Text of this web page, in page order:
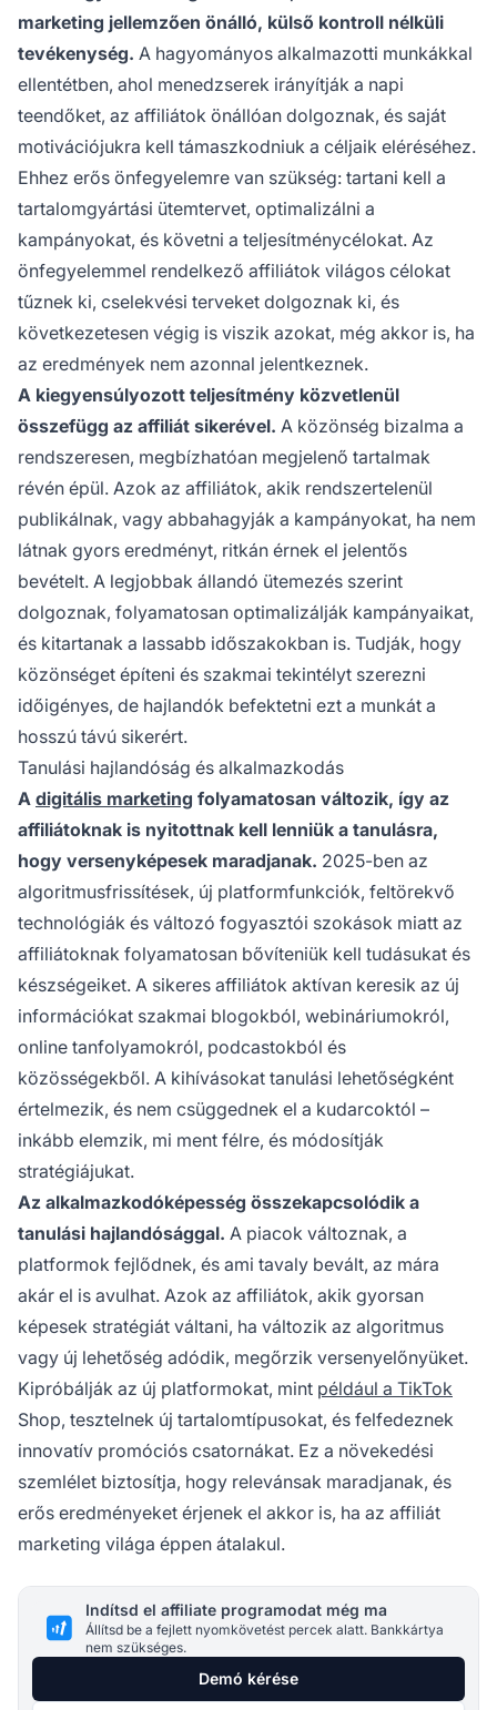
marketing jellemzően önálló, külső kontroll nélküli
tevékenység. A hagyományos alkalmazotti munkákkal
ellentétben, ahol menedzserek irányítják a napi
teendőket, az affiliátok önállóan dolgoznak, és saját
motivációjukra kell támaszkodniuk a céljaik eléréséhez.
Ehhez erős önfegyelemre van szükség: tartani kell a
tartalomgyártási ütemtervet, optimalizálni a
kampányokat, és követni a teljesítménycélokat. Az
önfegyelemmel rendelkező affiliátok világos célokat
tűznek ki, cselekvési terveket dolgoznak ki, és
következetesen végig is viszik azokat, még akkor is, ha
az eredmények nem azonnal jelentkeznek.
A kiegyensúlyozott teljesítmény közvetlenül
összefügg az affiliát sikerével. A közönség bizalma a
rendszeresen, megbízhatóan megjelenő tartalmak
révén épül. Azok az affiliátok, akik rendszertelenül
publikálnak, vagy abbahagyják a kampányokat, ha nem
látnak gyors eredményt, ritkán érnek el jelentős
bevételt. A legjobbak állandó ütemezés szerint
dolgoznak, folyamatosan optimalizálják kampányaikat,
és kitartanak a lassabb időszakokban is. Tudják, hogy
közönséget építeni és szakmai tekintélyt szerezni
időigényes, de hajlandók befektetni ezt a munkát a
hosszú távú sikerért.
Tanulási hajlandóság és alkalmazkodás
A digitális marketing folyamatosan változik, így az
affiliátoknak is nyitottnak kell lenniük a tanulásra,
hogy versenyképesek maradjanak. 2025-ben az
algoritmusfrissítések, új platformfunkciók, feltörekvő
technológiák és változó fogyasztói szokások miatt az
affiliátoknak folyamatosan bővíteniük kell tudásukat és
készségeiket. A sikeres affiliátok aktívan keresik az új
információkat szakmai blogokból, webináriumokról,
online tanfolyamokról, podcastokból és
közösségekből. A kihívásokat tanulási lehetőségként
értelmezik, és nem csüggednek el a kudarcoktól –
inkább elemzik, mi ment félre, és módosítják
stratégiájukat.
Az alkalmazkodóképesség összekapcsolódik a
tanulási hajlandósággal. A piacok változnak, a
platformok fejlődnek, és ami tavaly bevált, az mára
akár el is avulhat. Azok az affiliátok, akik gyorsan
képesek stratégiát váltani, ha változik az algoritmus
vagy új lehetőség adódik, megőrzik versenyelőnyüket.
Kipróbálják az új platformokat, mint például a TikTok
Shop, tesztelnek új tartalomtípusokat, és felfedeznek
innovatív promóciós csatornákat. Ez a növekedési
szemlélet biztosítja, hogy relevánsak maradjanak, és
erős eredményeket érjenek el akkor is, ha az affiliát
marketing világa éppen átalakul.
Indítsd el affiliate programodat még ma
Állítsd be a fejlett nyomkövetést percek alatt. Bankkártya
nem szükséges.
Demó kérése